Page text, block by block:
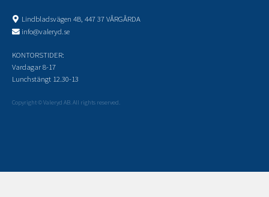
Lindbladsvägen 4B, 447 37 VÅRGÅRDA
info@valeryd.se
KONTORSTIDER:
Vardagar 8-17
Lunchstängt 12.30-13
Copyright © Valeryd AB. All rights reserved.